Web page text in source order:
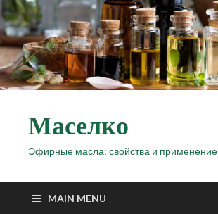
Маселко
Эфирные масла: свойства и применение
MAIN MENU